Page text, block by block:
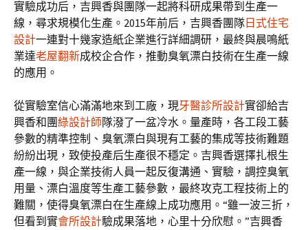
實驗成功后，吉興香與團隊一起將科研成果帶到生產一
線，尋求規模化生產。2015年前后，吉興香團隊 日式住宅
設計一連對十幾家造紙企業進行詳細調研，最終與晨鳴紙
業達老屋翻新成校企合作，推動臭氧漂白技術在生產一線
的應用。
從實驗室信心滿滿地來到工廠，現牙醫診所設計實卻給吉
興香和團綠設計師隊潑了一盆冷水。量產時，各工段工藝
參數的精準控制、臭氧漂白與現有工藝的集成等技術難題
紛紛出現，致使投產后生產很不穩定。吉興香選擇扎根生
產一線，與企業技術人員一起反復溝通、實驗，調控臭氧
用量、漂白溫度等生產工藝參數，最終攻克工程技術上的
難關，使得臭氧漂白在生產線上成功應用。“雖一波三折，
但看到實會所設計驗成果落地，心里十分欣慰。”吉興香